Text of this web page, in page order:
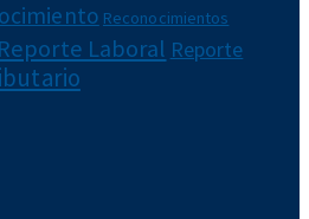
Reconocimientos
Reporte Laboral Reporte